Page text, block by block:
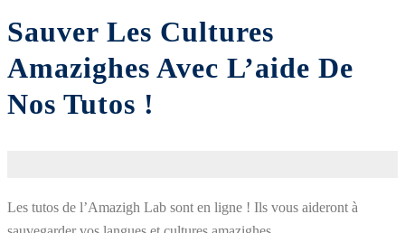
Sauver Les Cultures
Amazighes Avec L’aide De
Nos Tutos !
Les tutos de l’Amazigh Lab sont en ligne ! Ils vous aideront à